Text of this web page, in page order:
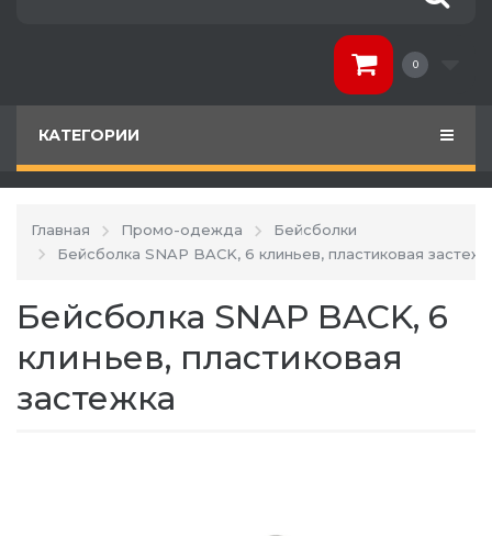
0
КАТЕГОРИИ
Главная Промо-одежда
Бейсболки
Бейсболка SNAP BACK, 6 клиньев, пластиковая
Бейсболка SNAP BACK, 6
клиньев, пластиковая
застежка